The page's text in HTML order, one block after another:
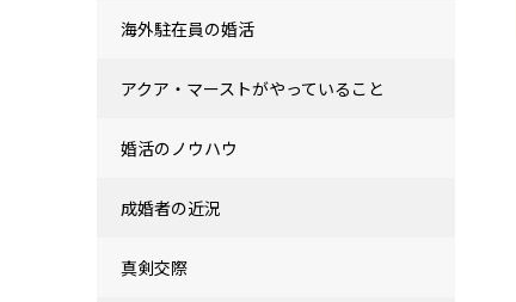
海外駐在員の婚活
アクア・マーストがやっていること
婚活のノウハウ
成婚者の近況
真剣交際